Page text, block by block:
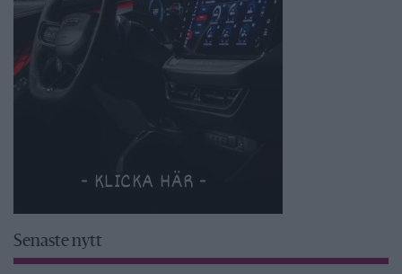
Senaste nytt